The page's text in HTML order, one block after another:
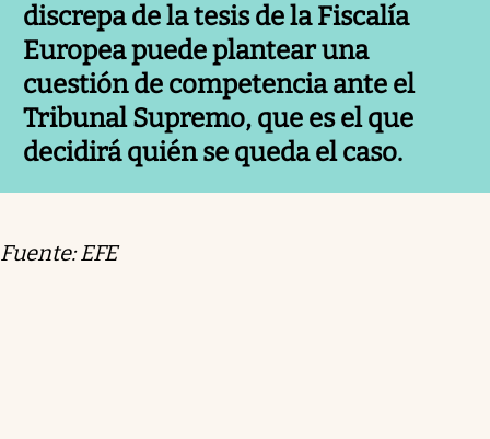
discrepa de la tesis de la Fiscalía
Europea puede plantear una
cuestión de competencia ante el
Tribunal Supremo, que es el que
decidirá quién se queda el caso.
Fuente: EFE